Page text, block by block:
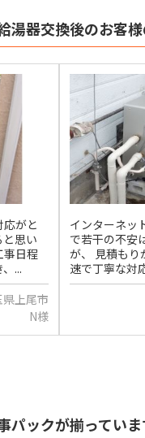
湯器交換後のお客様
がと
思い
事日程
...
上尾市
N様
インターネッ
で若干の不安
が、 見積もり
速で丁寧な対
パックが揃っていま